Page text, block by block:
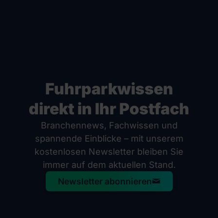
Fuhrparkwissen
direkt in Ihr Postfach
Branchennews, Fachwissen und
spannende Einblicke – mit unserem
kostenlosen Newsletter bleiben Sie
immer auf dem aktuellen Stand.
Newsletter abonnieren